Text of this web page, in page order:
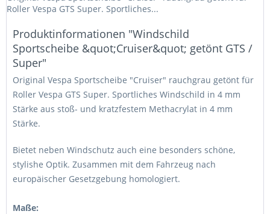
Roller Vespa GTS Super. Sportliches...
Produktinformationen "Windschild
Sportscheibe &quot;Cruiser&quot; getönt GTS /
Super"
Original Vespa Sportscheibe "Cruiser" rauchgrau getönt für
Roller Vespa GTS Super. Sportliches Windschild in 4 mm
Stärke aus stoß- und kratzfestem Methacrylat in 4 mm
Stärke.
Bietet neben Windschutz auch eine besonders schöne,
stylishe Optik. Zusammen mit dem Fahrzeug nach
europäischer Gesetzgebung homologiert.
Maße: